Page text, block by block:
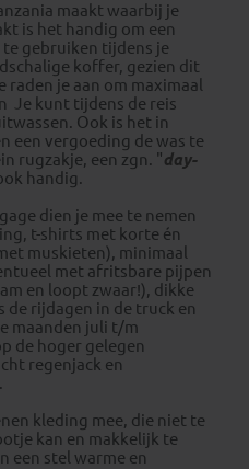
maakt waarbij je
is het handig om een
gebruiken tijdens je
koffer, gezien dit
je aan om maximaal
Je kunt tijdens de reis
Ook is het in
een vergoeding de was te
rugzakje, een zgn. "day-
handig.
dien je mee te nemen
t-shirts met korte én
muskieten), minimaal
met afritsbare pijpen
en loopt zwaar!), dikke
rijdagen in de truck en
maanden juli t/m
de hoger gelegen
regenjack en
kleding mee, die niet te
kan en makkelijk te
een stel warme en